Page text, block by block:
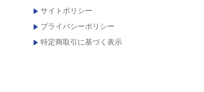
サイトポリシー
プライバシーポリシー
特定商取引に基づく表示